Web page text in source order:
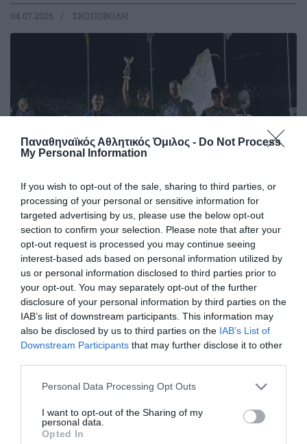
Παναθηναϊκός Αθλητικός Όμιλος - Do Not Process
My Personal Information
If you wish to opt-out of the sale, sharing to third parties, or
processing of your personal or sensitive information for
targeted advertising by us, please use the below opt-out
section to confirm your selection. Please note that after your
opt-out request is processed you may continue seeing
interest-based ads based on personal information utilized by
us or personal information disclosed to third parties prior to
your opt-out. You may separately opt-out of the further
disclosure of your personal information by third parties on the
IAB’s list of downstream participants. This information may
also be disclosed by us to third parties on the IAB’s List of
Downstream Participants that may further disclose it to other
Please note that this website/app uses one or more Google
not limited to your visit or usage behaviour. You may click to
grant or deny consent to Google and its third-party tags to
use your data for below specified purposes in below Google
Personal Data Processing Opt Outs
I want to opt-out of the Sharing of my
personal data.
Opted In
04.07.2026 ΣΚΟΠΟΒΟΛΗ
Σημαντικές διακρίσεις στους
αγώνες του Διρού
Με εξαιρετικές εμφανίσεις και σημαντικές θέσεις στο
βάθρο, οι αθλητές και οι αθλήτριες του Παναθηναϊκού
ξεχώρισαν στους αγώνες του Σκοπευτικού Ομίλου Ταίναρο
στο Διρό.
27.06.2026 ΣΚΟΠΟΒΟΛΗ